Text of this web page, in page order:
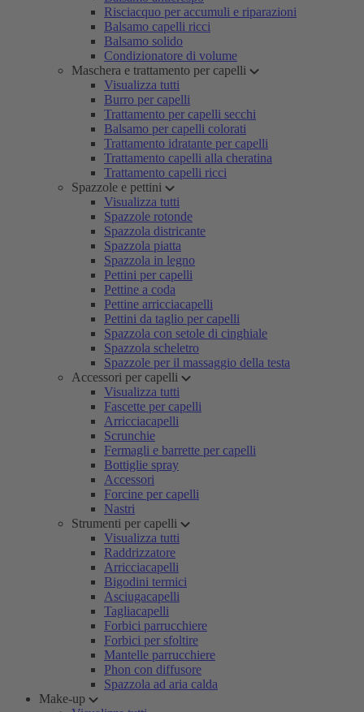
Risciacquo per accumuli e riparazioni
Balsamo capelli ricci
Balsamo solido
Condizionatore di volume
Maschera e trattamento per capelli
Visualizza tutti
Burro per capelli
Trattamento per capelli secchi
Balsamo per capelli colorati
Trattamento idratante per capelli
Trattamento capelli alla cheratina
Trattamento capelli ricci
Spazzole e pettini
Visualizza tutti
Spazzole rotonde
Spazzola districante
Spazzola piatta
Spazzola in legno
Pettini per capelli
Pettine a coda
Pettine arricciacapelli
Pettini da taglio per capelli
Spazzola con setole di cinghiale
Spazzola scheletro
Spazzole per il massaggio della testa
Accessori per capelli
Visualizza tutti
Fascette per capelli
Arricciacapelli
Scrunchie
Fermagli e barrette per capelli
Bottiglie spray
Accessori
Forcine per capelli
Nastri
Strumenti per capelli
Visualizza tutti
Raddrizzatore
Arricciacapelli
Bigodini termici
Asciugacapelli
Tagliacapelli
Forbici parrucchiere
Forbici per sfoltire
Mantelle parrucchiere
Phon con diffusore
Spazzola ad aria calda
Make-up